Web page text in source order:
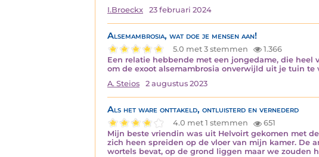
I.Broeckx
23 februari 2024
Alsemambrosia, wat doe je mensen aan!
5.0 met 3 stemmen
1.366
Een relatie hebbende met een jongedame, die
om de exoot alsemambrosia onverwijld uit je tuin te
A. Steios
2 augustus 2023
Als het ware onttakeld, ontluisterd en vernederd
4.0 met 1 stemmen
651
Mijn beste vriendin was uit Helvoirt gekomen met
zich heen spreiden op de vloer van mijn kamer. De
wortels bevat, op de grond liggen maar we zouden